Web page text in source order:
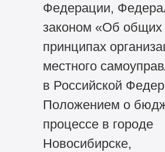
Федерации,
законом «Об общих
принципах
местного
в Российской
Положением о
процессе в городе
Новосибирске,